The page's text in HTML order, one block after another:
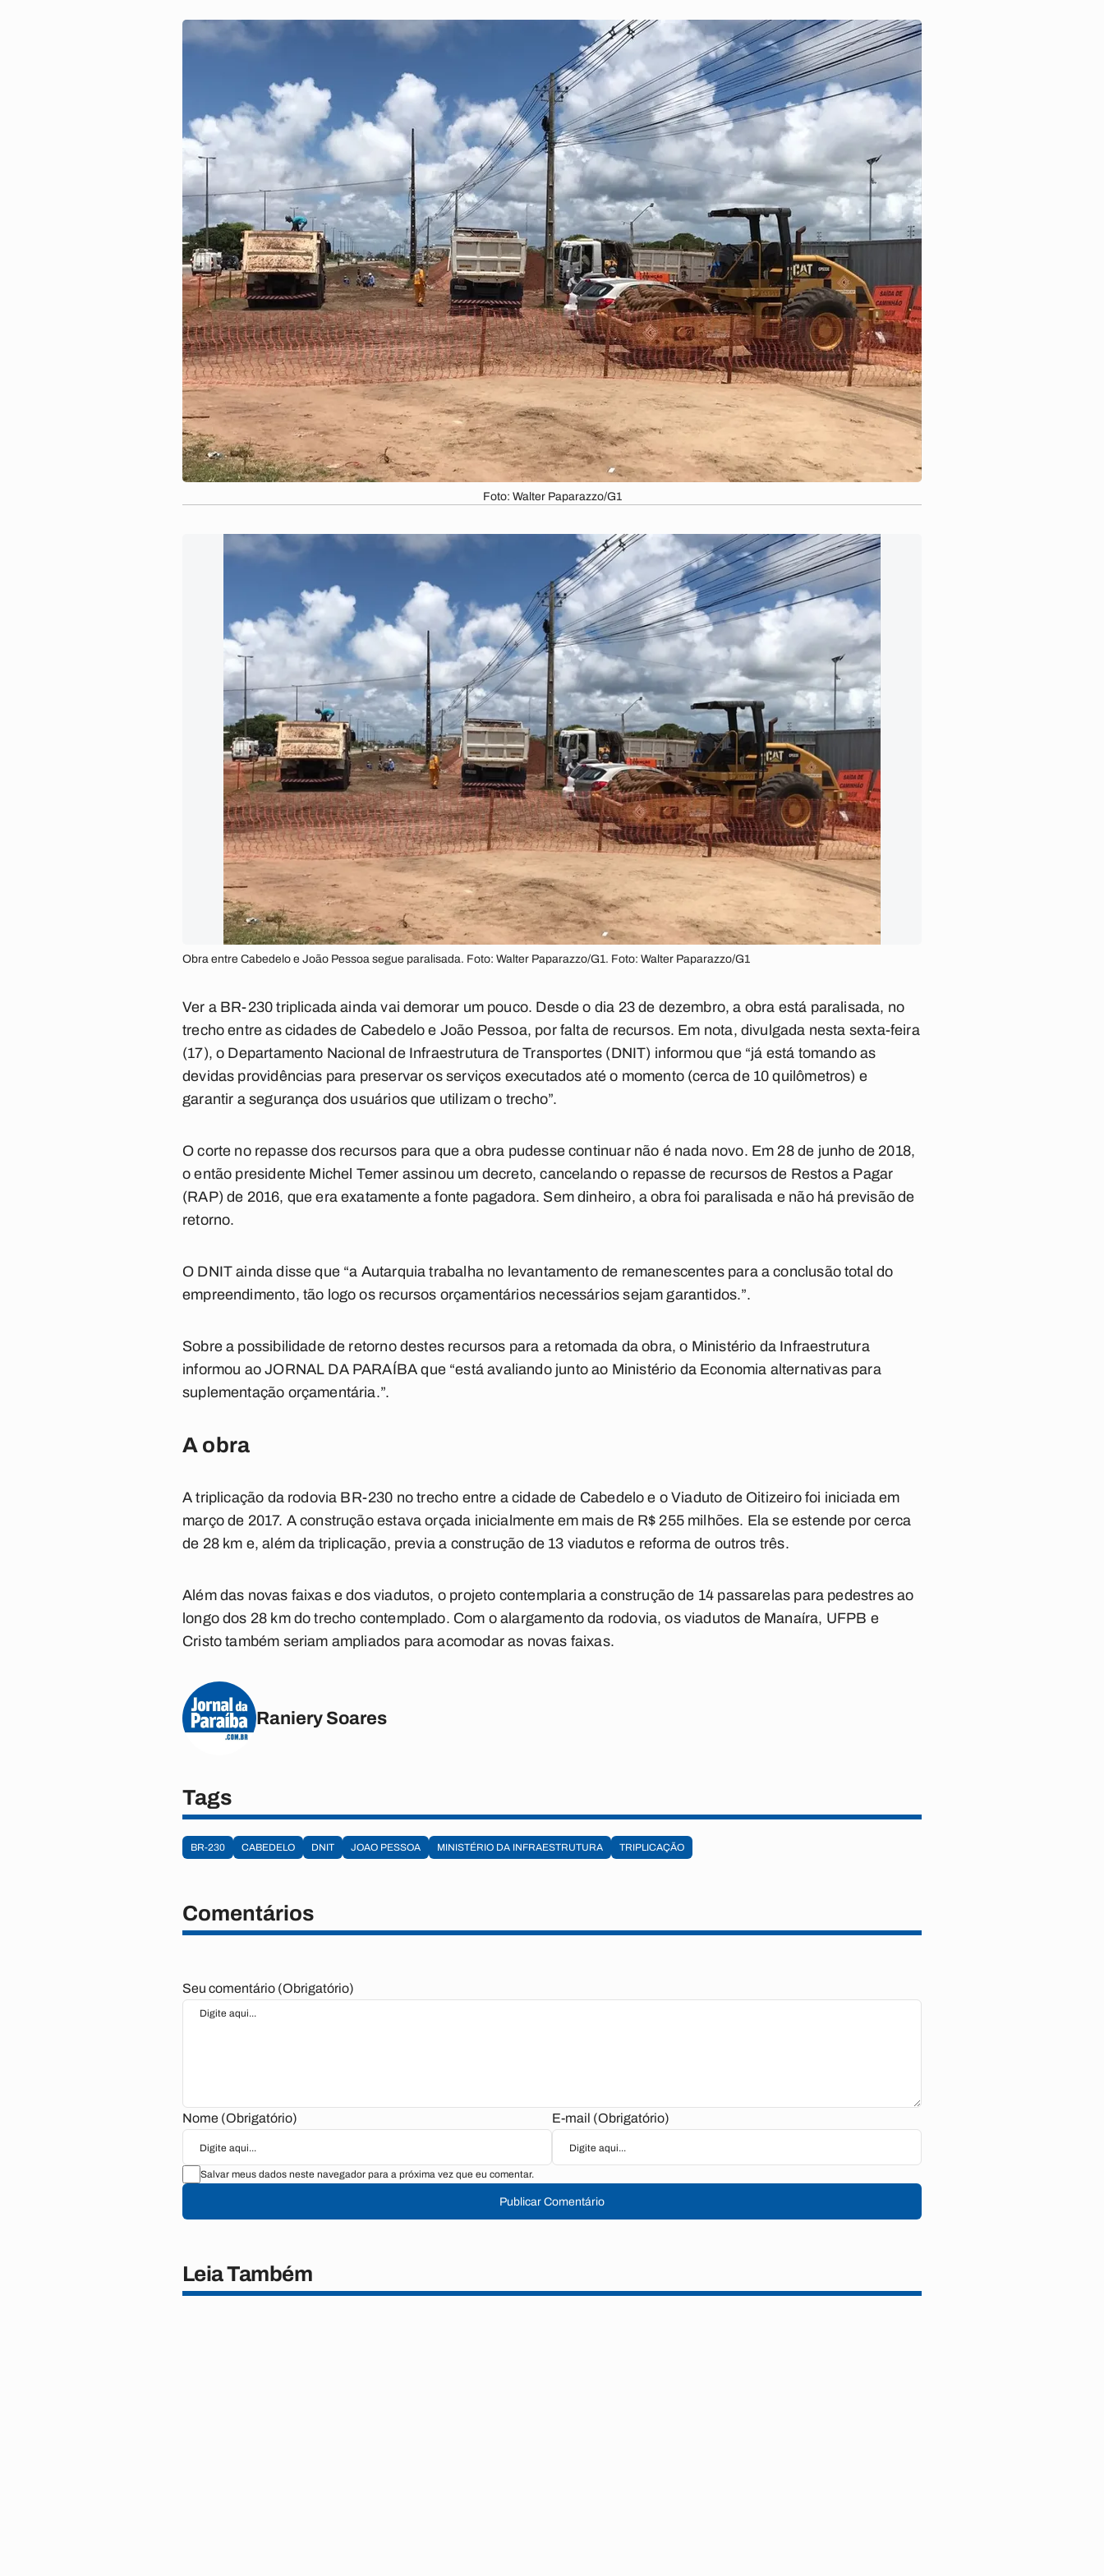
Foto: Walter Paparazzo/G1
Obra entre Cabedelo e João Pessoa segue paralisada. Foto: Walter Paparazzo/G1. Foto: Walter Paparazzo/G1
Ver a BR-230 triplicada ainda vai demorar um pouco. Desde o dia 23 de dezembro, a obra está paralisada, no
trecho entre as cidades de Cabedelo e João Pessoa, por falta de recursos. Em nota, divulgada nesta sexta-feira
(17), o Departamento Nacional de Infraestrutura de Transportes (DNIT) informou que “já está tomando as
devidas providências para preservar os serviços executados até o momento (cerca de 10 quilômetros) e
garantir a segurança dos usuários que utilizam o trecho”.
O corte no repasse dos recursos para que a obra pudesse continuar não é nada novo. Em 28 de junho de 2018,
o então presidente Michel Temer assinou um decreto, cancelando o repasse de recursos de Restos a Pagar
(RAP) de 2016, que era exatamente a fonte pagadora. Sem dinheiro, a obra foi paralisada e não há previsão de
retorno.
O DNIT ainda disse que “a Autarquia trabalha no levantamento de remanescentes para a conclusão total do
empreendimento, tão logo os recursos orçamentários necessários sejam garantidos.”.
Sobre a possibilidade de retorno destes recursos para a retomada da obra, o Ministério da Infraestrutura
informou ao JORNAL DA PARAÍBA que “está avaliando junto ao Ministério da Economia alternativas para
suplementação orçamentária.”.
A obra
A triplicação da rodovia BR-230 no trecho entre a cidade de Cabedelo e o Viaduto de Oitizeiro foi iniciada em
março de 2017. A construção estava orçada inicialmente em mais de R$ 255 milhões. Ela se estende por cerca
de 28 km e, além da triplicação, previa a construção de 13 viadutos e reforma de outros três.
Além das novas faixas e dos viadutos, o projeto contemplaria a construção de 14 passarelas para pedestres ao
longo dos 28 km do trecho contemplado. Com o alargamento da rodovia, os viadutos de Manaíra, UFPB e
Cristo também seriam ampliados para acomodar as novas faixas.
Raniery Soares
Tags
BR-230 CABEDELO DNIT JOAO PESSOA MINISTÉRIO DA INFRAESTRUTURA TRIPLICAÇÃO
Comentários
Seu comentário (Obrigatório)
Nome (Obrigatório) E-mail (Obrigatório)
Salvar meus dados neste navegador para a próxima vez que eu comentar.
Publicar Comentário
Leia Também